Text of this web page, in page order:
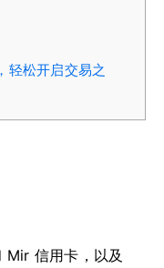
轻松开启交易之
信用卡，以及